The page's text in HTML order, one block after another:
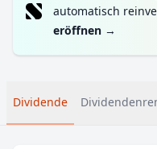
automatisch
eröffnen →
Dividende